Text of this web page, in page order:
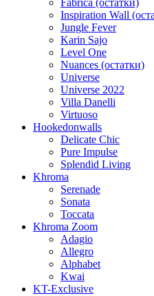
Inspiration Wall
Jungle Fever
Karin Sajo
Level One
Nuances (остатки)
Universe
Universe 2022
Villa Danelli
Virtuoso
Hookedonwalls
Delicate Chic
Pure Impulse
Splendid Living
Khroma
Serenade
Sonata
Toccata
Khroma Zoom
Adagio
Allegro
Alphabet
Kwai
KT-Exclusive